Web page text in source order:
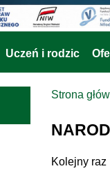
Uczeń i rodzic
Strona
Kolejny raz